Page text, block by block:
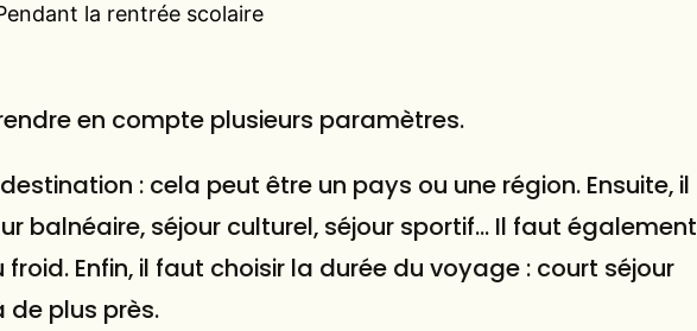
la rentrée scolaire
en compte plusieurs paramètres.
: cela peut être un pays ou une région. Ensuite, il
balnéaire, séjour culturel, séjour sportif… Il faut également
Enfin, il faut choisir la durée du voyage : court séjour
de plus près.